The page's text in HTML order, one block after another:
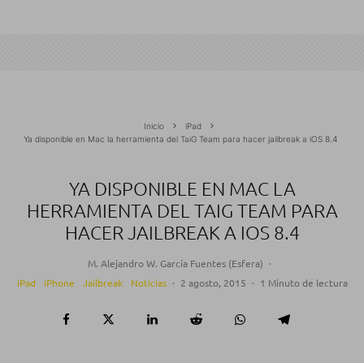
Inicio
iPad
Ya disponible en Mac la herramienta del TaiG Team para hacer jailbreak a iOS 8.4
YA DISPONIBLE EN MAC LA
HERRAMIENTA DEL TAIG TEAM PARA
HACER JAILBREAK A IOS 8.4
M. Alejandro W. García Fuentes (Esfera) ·
iPad
iPhone Jailbreak Noticias · 2 agosto, 2015 · 1 Minuto de lectura